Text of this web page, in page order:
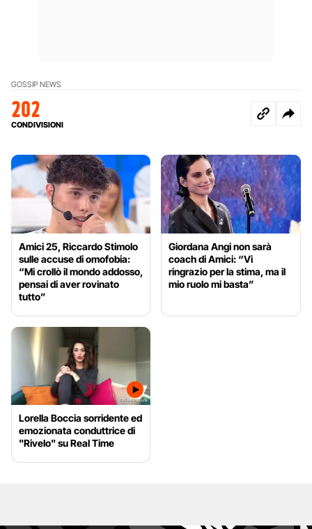
GOSSIP NEWS
202
CONDIVISIONI
Amici 25, Riccardo Stimolo
sulle accuse di omofobia:
“Mi crollò il mondo addosso,
pensai di aver rovinato
tutto”
Giordana Angi non sarà
coach di Amici: “Vi
ringrazio per la stima, ma il
mio ruolo mi basta”
Lorella Boccia sorridente ed
emozionata conduttrice di
"Rivelo" su Real Time